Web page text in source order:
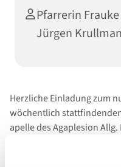
Pfarrerin
Jürgen
Herzliche Einladung zum
wöchentlich
apelle des Agaplesion